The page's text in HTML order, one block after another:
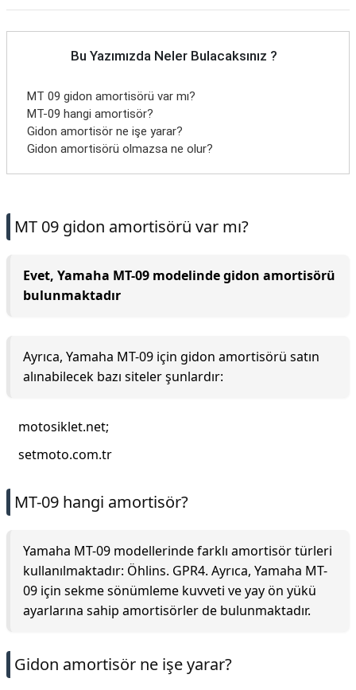
Bu Yazımızda Neler Bulacaksınız ?
MT 09 gidon amortisörü var mı?
MT-09 hangi amortisör?
Gidon amortisör ne işe yarar?
Gidon amortisörü olmazsa ne olur?
MT 09 gidon amortisörü var mı?
Evet, Yamaha MT-09 modelinde gidon amortisörü
bulunmaktadır
Ayrıca, Yamaha MT-09 için gidon amortisörü satın
alınabilecek bazı siteler şunlardır:
motosiklet.net;
setmoto.com.tr
MT-09 hangi amortisör?
Yamaha MT-09 modellerinde farklı amortisör türleri
kullanılmaktadır: Öhlins. GPR4. Ayrıca, Yamaha MT-
09 için sekme sönümleme kuvveti ve yay ön yükü
ayarlarına sahip amortisörler de bulunmaktadır.
Gidon amortisör ne işe yarar?